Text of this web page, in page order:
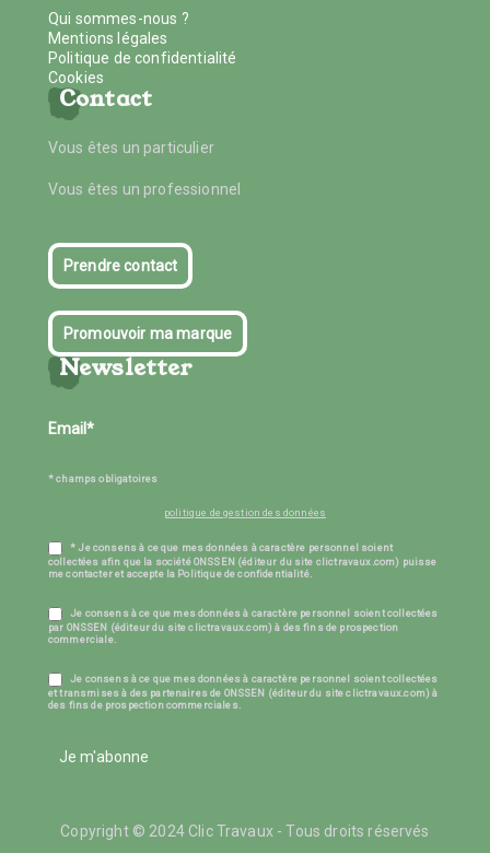
Qui sommes-nous ?
Mentions légales
Politique de confidentialité
Cookies
Contact
Vous êtes un particulier
Vous êtes un professionnel
Prendre contact
Promouvoir ma marque
Newsletter
* champs obligatoires
politique de gestion des données
* Je consens à ce que mes données à caractère personnel soient
collectées afin que la société ONSSEN (éditeur du site clictravaux.com) puisse
me contacter et accepte la Politique de confidentialité.
Je consens à ce que mes données à caractère personnel soient collectées
par ONSSEN (éditeur du site clictravaux.com) à des fins de prospection
commerciale.
Je consens à ce que mes données à caractère personnel soient collectées
et transmises à des partenaires de ONSSEN (éditeur du site clictravaux.com) à
des fins de prospection commerciales.
Je m'abonne
Copyright © 2024 Clic Travaux - Tous droits réservés